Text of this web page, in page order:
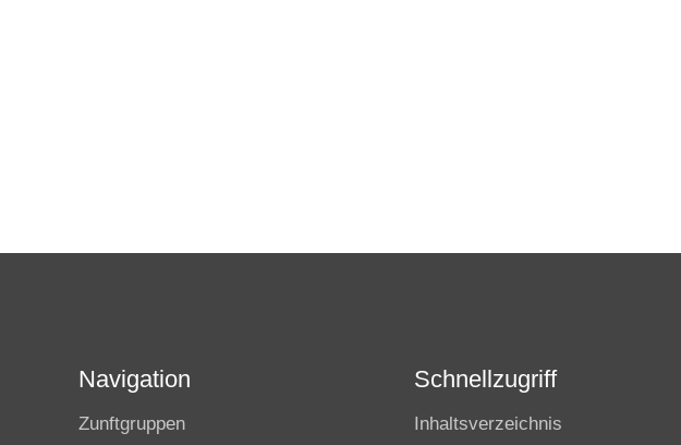
Navigation
Zunftgruppen
Schnellzugriff
Inhaltsverzeichnis